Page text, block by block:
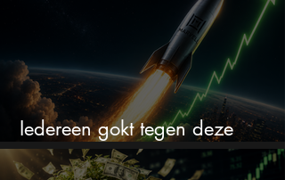
Iedereen gokt tegen deze
aandelen. Ik zou er juist 2